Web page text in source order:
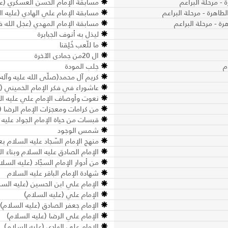
- مرحلة البراعم
مسابقة الإمام علي الهادي (عليه
- مرحلة البراعم
مسابقة الإمام المهدي (عجل الله
ليذل به أنوف الجبابرة
ما للّعب خُلِقنا
ال 20من جمادى الآخرة
جلب المودة
كريم آل محمد(صلّى الله عليه
عاشوراء في فكر الإمام
نعوت وأوصاف الإمام علي عليه
من كرامات ومعجزات الإمام الرضا
قبسات من حياة الإمام الجواد
شمس الوجود
منهج الإمام السّجاد عليه السلام
الإمام الصادق عليه السلام وبناء
من أدوار الإمام السجّاد (عليه
شهادة الإمام الباقر عليه السلام
الإمام علي ابن الحسين (عليه
الإمام علي (عليه السلام)
الإمام جعفر الصادق (عليه السلام)
الإمام علي الرضا (عليه السلام)